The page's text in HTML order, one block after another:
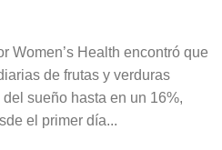
Women’s Health encontró que
de frutas y verduras
sueño hasta en un 16%,
el primer día...